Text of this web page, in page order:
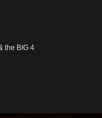
the BIG 4